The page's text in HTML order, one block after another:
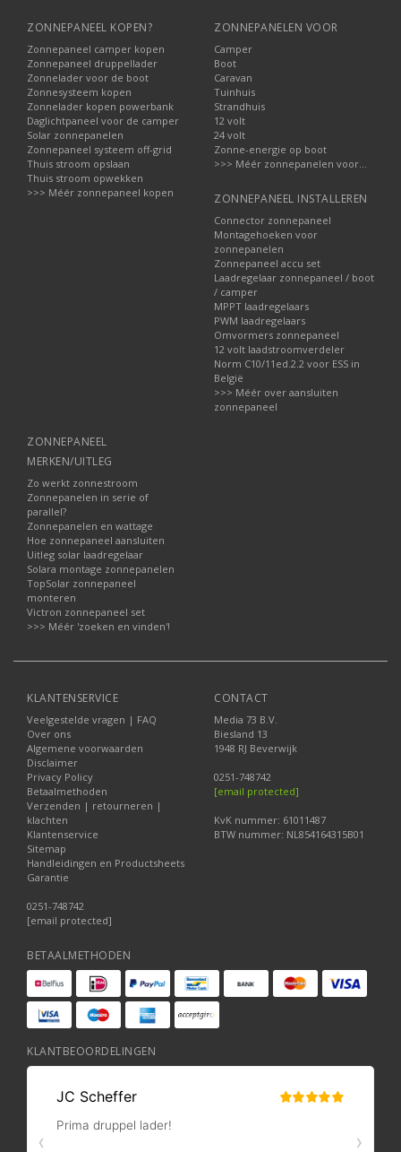
ZONNEPANEEL KOPEN?
Zonnepaneel camper kopen
Zonnepaneel druppellader
Zonnelader voor de boot
Zonnesysteem kopen
Zonnelader kopen powerbank
Daglichtpaneel voor de camper
Solar zonnepanelen
Zonnepaneel systeem off-grid
Thuis stroom opslaan
Thuis stroom opwekken
>>> Méér zonnepaneel kopen
ZONNEPANELEN VOOR
Camper
Boot
Caravan
Tuinhuis
Strandhuis
12 volt
24 volt
Zonne-energie op boot
>>> Méér zonnepanelen voor...
ZONNEPANEEL INSTALLEREN
Connector zonnepaneel
Montagehoeken voor
zonnepanelen
Zonnepaneel accu set
Laadregelaar zonnepaneel / boot
/ camper
MPPT laadregelaars
PWM laadregelaars
Omvormers zonnepaneel
12 volt laadstroomverdeler
Norm C10/11ed.2.2 voor ESS in
België
>>> Méér over aansluiten
zonnepaneel
ZONNEPANEEL
MERKEN/UITLEG
Zo werkt zonnestroom
Zonnepanelen in serie of
parallel?
Zonnepanelen en wattage
Hoe zonnepaneel aansluiten
Uitleg solar laadregelaar
Solara montage zonnepanelen
TopSolar zonnepaneel
monteren
Victron zonnepaneel set
>>> Méér 'zoeken en vinden'!
KLANTENSERVICE
Veelgestelde vragen | FAQ
Over ons
Algemene voorwaarden
Disclaimer
Privacy Policy
Betaalmethoden
Verzenden | retourneren |
klachten
Klantenservice
Sitemap
Handleidingen en Productsheets
Garantie
0251-748742
[email protected]
CONTACT
Media 73 B.V.
Biesland 13
1948 RJ Beverwijk
0251-748742
[email protected]
KvK nummer: 61011487
BTW nummer: NL854164315B01
BETAALMETHODEN
KLANTBEOORDELINGEN